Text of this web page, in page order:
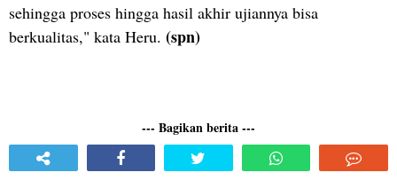
sehingga proses hingga hasil akhir ujiannya bisa
berkualitas," kata Heru. (spn)
--- Bagikan berita ---